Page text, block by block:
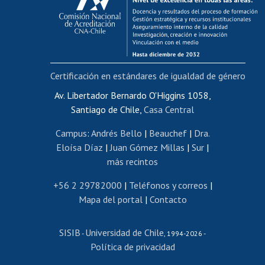
Funcionarias/os
Cursos internos de capacitación
Bienestar del personal
Portal de movilidad interna
Certificado de renta
Certificado de renta honorarios
Editar páginas blancas
Extranjeras/os
Revalidación y reconocimiento de títulos
Postulación al Programa de Movilidad Estudiantil
Cursos de español
Av. Libertador Bernardo O'Higgins 1058,
Santiago de Chile, Casa Central
Campus: Andrés Bello | Beauchef| Dra.
Eloísa Díaz |Juan Gómez Millas | Sur |
más recintos
+56 2 29782000 | Teléfonos y correos |
Mapa del portal| Contacto
SISIB - Universidad de Chile, 1994-2026 -
Política de privacidad
Certificación en estándares de igualdad de género